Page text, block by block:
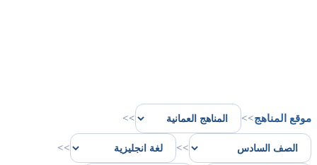
موقع المناهج>>
>>
>>
>>